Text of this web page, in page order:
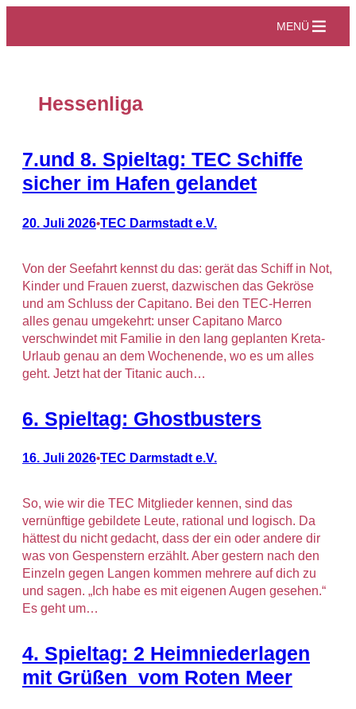
springen
MENÜ
Hessenliga
7.und 8. Spieltag: TEC Schiffe
sicher im Hafen gelandet
20. Juli 2026•TEC Darmstadt e.V.
Von der Seefahrt kennst du das: gerät das Schiff in Not,
Kinder und Frauen zuerst, dazwischen das Gekröse
und am Schluss der Capitano. Bei den TEC-Herren
alles genau umgekehrt: unser Capitano Marco
verschwindet mit Familie in den lang geplanten Kreta-
Urlaub genau an dem Wochenende, wo es um alles
geht. Jetzt hat der Titanic auch…
6. Spieltag: Ghostbusters
16. Juli 2026•TEC Darmstadt e.V.
So, wie wir die TEC Mitglieder kennen, sind das
vernünftige gebildete Leute, rational und logisch. Da
hättest du nicht gedacht, dass der ein oder andere dir
was von Gespenstern erzählt. Aber gestern nach den
Einzeln gegen Langen kommen mehrere auf dich zu
und sagen. „Ich habe es mit eigenen Augen gesehen.“
Es geht um…
4. Spieltag: 2 Heimniederlagen
mit Grüßen vom Roten Meer